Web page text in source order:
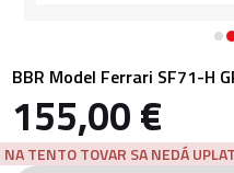
BBR Model Ferrari SF71-H
155,00 €
NA TENTO TOVAR SA NEDÁ